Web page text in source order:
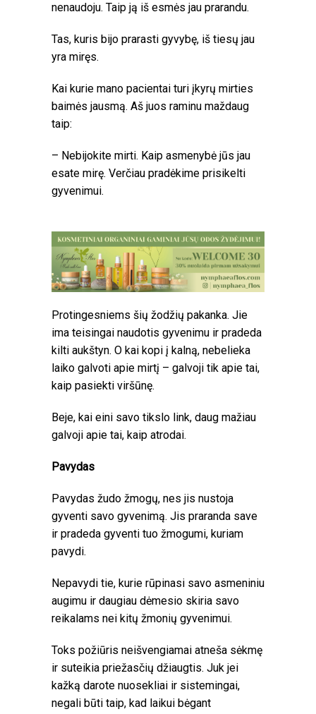
nenaudoju. Taip ją iš esmės jau prarandu.
Tas, kuris bijo prarasti gyvybę, iš tiesų jau
yra miręs.
Kai kurie mano pacientai turi įkyrų mirties
baimės jausmą. Aš juos raminu maždaug
taip:
– Nebijokite mirti. Kaip asmenybė jūs jau
esate mirę. Verčiau pradėkime prisikelti
gyvenimui.
Protingesniems šių žodžių pakanka. Jie
ima teisingai naudotis gyvenimu ir pradeda
kilti aukštyn. O kai kopi į kalną, nebelieka
laiko galvoti apie mirtį – galvoji tik apie tai,
kaip pasiekti viršūnę.
Beje, kai eini savo tikslo link, daug mažiau
galvoji apie tai, kaip atrodai.
Pavydas
Pavydas žudo žmogų, nes jis nustoja
gyventi savo gyvenimą. Jis praranda save
ir pradeda gyventi tuo žmogumi, kuriam
pavydi.
Nepavydi tie, kurie rūpinasi savo asmeniniu
augimu ir daugiau dėmesio skiria savo
reikalams nei kitų žmonių gyvenimui.
Toks požiūris neišvengiamai atneša sėkmę
ir suteikia priežasčių džiaugtis. Juk jei
kažką darote nuosekliai ir sistemingai,
negali būti taip, kad laikui bėgant